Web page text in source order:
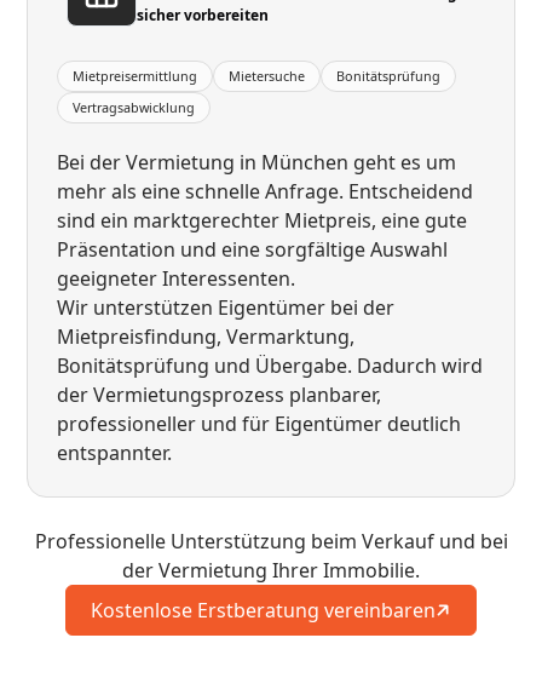
sicher vorbereiten
Mietpreisermittlung Mietersuche
Bonitätsprüfung
Vertragsabwicklung
Bei der Vermietung in München geht es um
mehr als eine schnelle Anfrage. Entscheidend
sind ein marktgerechter Mietpreis, eine gute
Präsentation und eine sorgfältige Auswahl
geeigneter Interessenten.
Wir unterstützen Eigentümer bei der
Mietpreisfindung, Vermarktung,
Bonitätsprüfung und Übergabe. Dadurch wird
der Vermietungsprozess planbarer,
professioneller und für Eigentümer deutlich
entspannter.
Professionelle Unterstützung beim Verkauf und bei
der Vermietung Ihrer Immobilie.
Kostenlose Erstberatung vereinbaren